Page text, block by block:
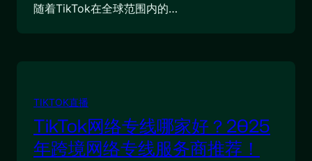
随着TikTok在全球范围内的…
TIKTOK直播
TikTok网络专线哪家好？2025
年跨境网络专线服务商推荐！